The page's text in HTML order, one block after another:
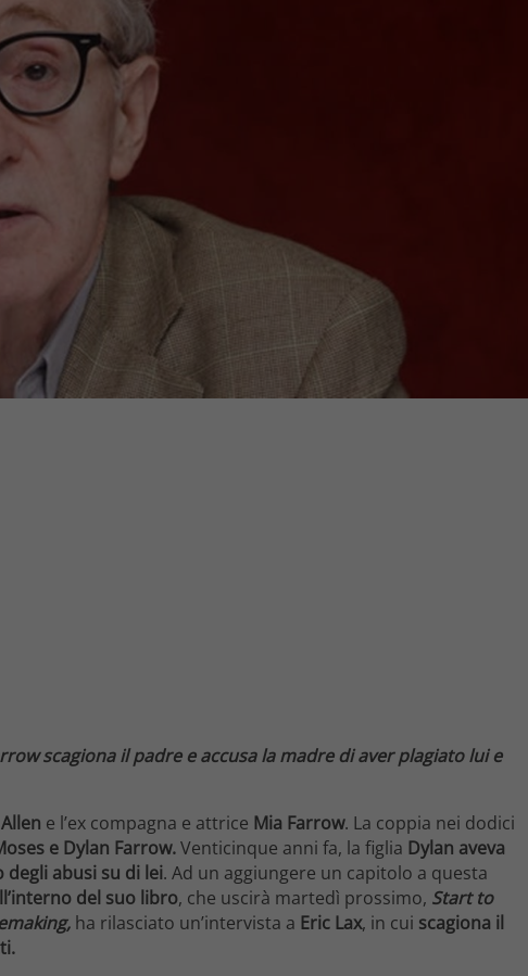
scagiona il padre e accusa la madre di aver plagiato lui e
e l’ex compagna e attrice Mia Farrow. La coppia nei dodici
e Dylan Farrow.Venticinque anni fa, la figlia Dylan aveva
abusi su di lei. Ad un aggiungere un capitolo a questa
del suo libro, che uscirà martedì prossimo, Start to
ha rilasciato un’intervista a Eric Lax, in cui scagiona il